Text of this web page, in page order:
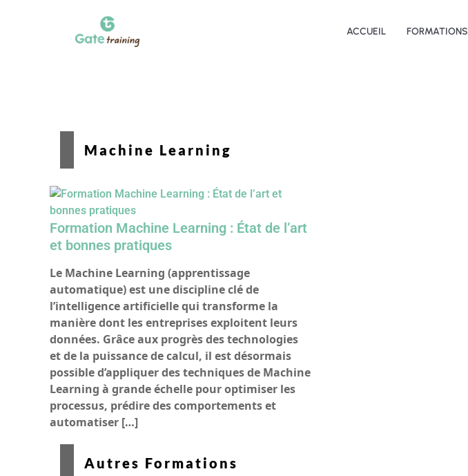
ACCUEIL FORMATIONS
Machine Learning
Formation Machine Learning : État de l’art
et bonnes pratiques
Le Machine Learning (apprentissage
automatique) est une discipline clé de
l’intelligence artificielle qui transforme la
manière dont les entreprises exploitent leurs
données. Grâce aux progrès des technologies
et de la puissance de calcul, il est désormais
possible d’appliquer des techniques de Machine
Learning à grande échelle pour optimiser les
processus, prédire des comportements et
automatiser […]
Autres Formations